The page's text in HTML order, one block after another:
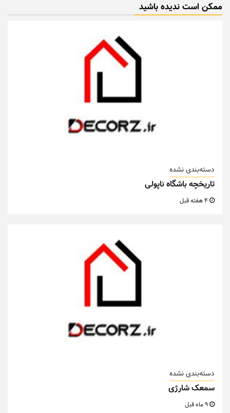
ممکن است ندیده باشید
دسته‌بندی نشده
تاریخچه باشگاه ناپولی
دسته‌بندی نشده
سمعک شارژی